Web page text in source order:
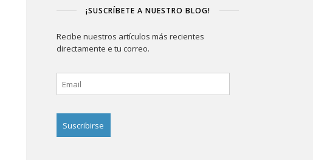
¡SUSCRÍBETE A NUESTRO BLOG!
Recibe nuestros artículos más recientes
directamente e tu correo.